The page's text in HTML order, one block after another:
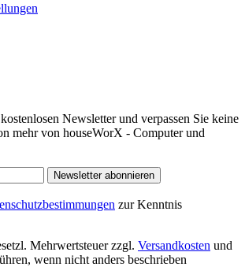
Newsletter und verpassen Sie keine
mehr von houseWorX - Computer und
Newsletter abonnieren
zur Kenntnis
Mehrwertsteuer zzgl. Versandkosten und
wenn nicht anders beschrieben